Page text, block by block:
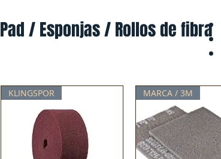
Pad / Esponjas / Rollos de fibra
KLINGSPOR MARCA / 3M